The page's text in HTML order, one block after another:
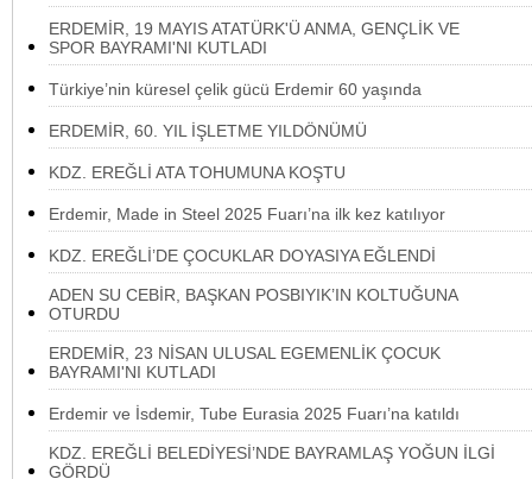
ERDEMİR, 19 MAYIS ATATÜRK'Ü ANMA, GENÇLİK VE
SPOR BAYRAMI'NI KUTLADI
Türkiye’nin küresel çelik gücü Erdemir 60 yaşında
ERDEMİR, 60. YIL İŞLETME YILDÖNÜMÜ
KDZ. EREĞLİ ATA TOHUMUNA KOŞTU
Erdemir, Made in Steel 2025 Fuarı’na ilk kez katılıyor
KDZ. EREĞLİ’DE ÇOCUKLAR DOYASIYA EĞLENDİ
ADEN SU CEBİR, BAŞKAN POSBIYIK’IN KOLTUĞUNA
OTURDU
ERDEMİR, 23 NİSAN ULUSAL EGEMENLİK ÇOCUK
BAYRAMI'NI KUTLADI
Erdemir ve İsdemir, Tube Eurasia 2025 Fuarı’na katıldı
KDZ. EREĞLİ BELEDİYESİ’NDE BAYRAMLAŞ YOĞUN İLGİ
GÖRDÜ